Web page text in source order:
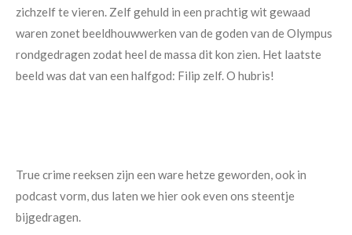
zichzelf te vieren. Zelf gehuld in een prachtig wit gewaad
waren zonet beeldhouwwerken van de goden van de Olympus
rondgedragen zodat heel de massa dit kon zien. Het laatste
beeld was dat van een halfgod: Filip zelf. O hubris!
True crime reeksen zijn een ware hetze geworden, ook in
podcast vorm, dus laten we hier ook even ons steentje
bijgedragen.